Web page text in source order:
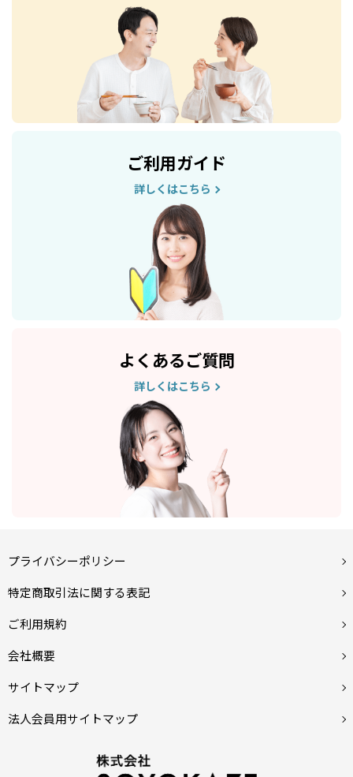
ご利用ガイド
詳しくはこちら
よくあるご質問
詳しくはこちら
プライバシーポリシー
特定商取引法に関する表記
ご利用規約
会社概要
サイトマップ
法人会員用サイトマップ